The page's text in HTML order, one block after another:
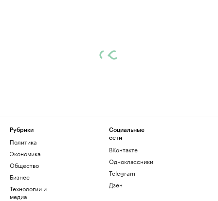
Рубрики
Политика
Экономика
Общество
Бизнес
Технологии и
медиа
Социальные
сети
ВКонтакте
Одноклассники
Telegram
Дзен